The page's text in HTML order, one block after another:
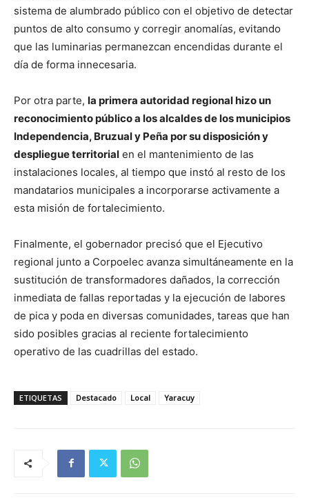
sistema de alumbrado público con el objetivo de detectar
puntos de alto consumo y corregir anomalías, evitando
que las luminarias permanezcan encendidas durante el
día de forma innecesaria.
​Por otra parte, la primera autoridad regional hizo un
reconocimiento público a los alcaldes de los municipios
Independencia, Bruzual y Peña por su disposición y
despliegue territorial en el mantenimiento de las
instalaciones locales, al tiempo que instó al resto de los
mandatarios municipales a incorporarse activamente a
esta misión de fortalecimiento.
​Finalmente, el gobernador precisó que el Ejecutivo
regional junto a Corpoelec avanza simultáneamente en la
sustitución de transformadores dañados, la corrección
inmediata de fallas reportadas y la ejecución de labores
de pica y poda en diversas comunidades, tareas que han
sido posibles gracias al reciente fortalecimiento
operativo de las cuadrillas del estado.
ETIQUETAS Destacado Local Yaracuy